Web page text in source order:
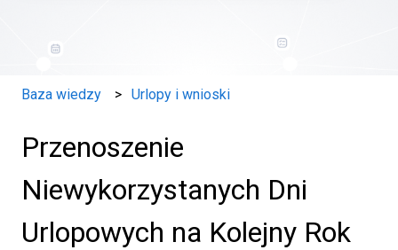
Baza wiedzy Urlopy i wnioski
Przenoszenie
Niewykorzystanych Dni
Urlopowych na Kolejny Rok